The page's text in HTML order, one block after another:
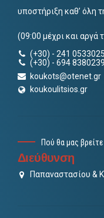
υποστήριξη καθ’ όλη
(09:00 μέχρι και αργά
(+30) - 241 0533025
(+30) - 694 8380239
koukots@otenet.gr
koukoulitsios.gr
Πού θα μας βρείτε
Διεύθυνση
Παπαναστασίου &